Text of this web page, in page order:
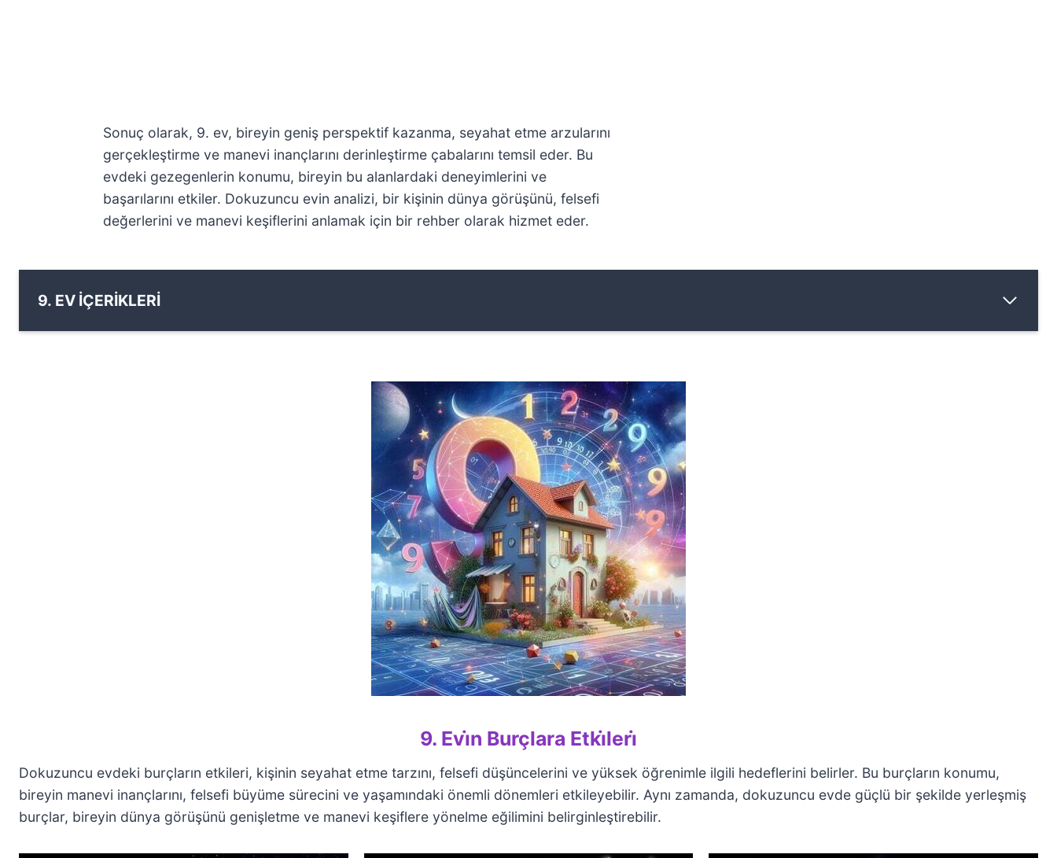
Sonuç olarak, 9. ev, bireyin geniş perspektif kazanma, seyahat etme arzularını
gerçekleştirme ve manevi inançlarını derinleştirme çabalarını temsil eder. Bu
evdeki gezegenlerin konumu, bireyin bu alanlardaki deneyimlerini ve
başarılarını etkiler. Dokuzuncu evin analizi, bir kişinin dünya görüşünü, felsefi
değerlerini ve manevi keşiflerini anlamak için bir rehber olarak hizmet eder.
9. EV İÇERİKLERİ
9. Evi̇n Burçlara Etki̇leri̇
Dokuzuncu evdeki burçların etkileri, kişinin seyahat etme tarzını, felsefi düşüncelerini ve yüksek öğrenimle ilgili hedeflerini belirler. Bu burçların konumu,
bireyin manevi inançlarını, felsefi büyüme sürecini ve yaşamındaki önemli dönemleri etkileyebilir. Aynı zamanda, dokuzuncu evde güçlü bir şekilde yerleşmiş
burçlar, bireyin dünya görüşünü genişletme ve manevi keşiflere yönelme eğilimini belirginleştirebilir.